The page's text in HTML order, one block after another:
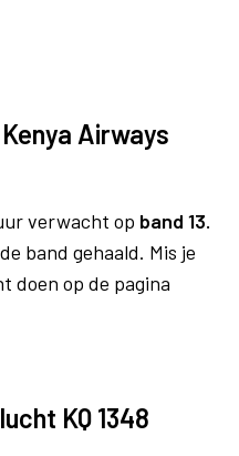
Airways
verwacht op band 13.
band gehaald. Mis je
doen op de pagina
KQ 1348